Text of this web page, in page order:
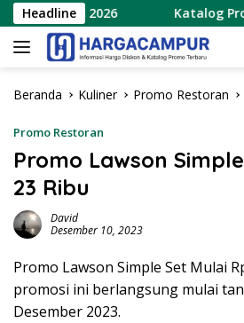
Langsung
ke
konten
Headline
2026 Katalog
Beranda Kuliner Promo Restoran
Promo Restoran
Promo Lawson
23 Ribu
David
Desember 10, 2023
Promo Lawson Simple Set Mulai
promosi ini berlangsung mulai
Desember 2023.